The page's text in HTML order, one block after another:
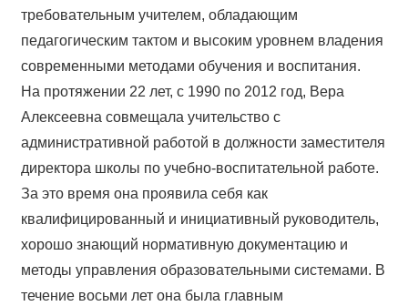
требовательным учителем, обладающим
педагогическим тактом и высоким уровнем владения
современными методами обучения и воспитания.
На протяжении 22 лет, с 1990 по 2012 год, Вера
Алексеевна совмещала учительство с
административной работой в должности заместителя
директора школы по учебно-воспитательной работе.
За это время она проявила себя как
квалифицированный и инициативный руководитель,
хорошо знающий нормативную документацию и
методы управления образовательными системами. В
течение восьми лет она была главным